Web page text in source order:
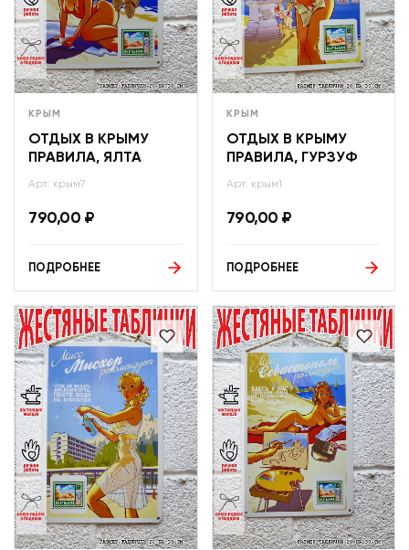
КРЫМ
ОТДЫХ В КРЫМУ
ПРАВИЛА, ЯЛТА
Арт: крым7
790,00 ₽
ПОДРОБНЕЕ
КРЫМ
ОТДЫХ В КРЫМУ
ПРАВИЛА, ГУРЗУФ
Арт: крым1
790,00 ₽
ПОДРОБНЕЕ